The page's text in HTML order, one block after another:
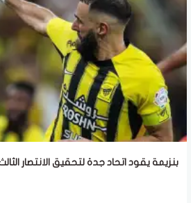
بنزيمة يقود اتحاد جدة لتحقيق الانتصار